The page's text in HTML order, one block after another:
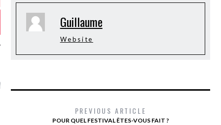
ANNIVERSAIRE
Guillaume
Website
PREVIOUS ARTICLE
POUR QUEL FESTIVAL ÊTES-VOUS FAIT ?